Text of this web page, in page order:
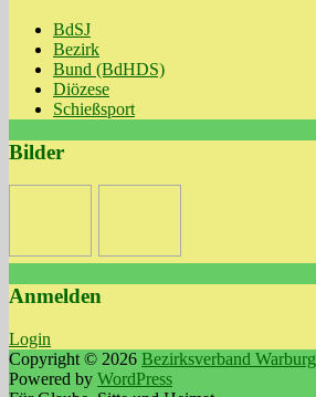
BdSJ
Bezirk
Bund (BdHDS)
Diözese
Schießsport
Bilder
Anmelden
Login
Copyright © 2026 Bezirksverband Warburg
Powered by WordPress